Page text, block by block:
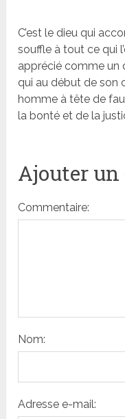
C’est le dieu qui
souffle à tout ce qui
apprécié comme un
qui au début de son
homme à tête de
la bonté et de la
Ajouter
Commentaire:
Nom:
Adresse e-mail: